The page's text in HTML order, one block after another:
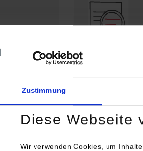
Zustimmung
Diese Webseite
Wir verwenden Cookies, um
Profil der